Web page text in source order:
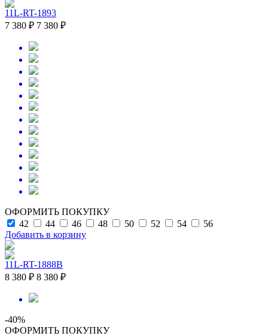
11L-RT-1893
7 380 ₽ 7 380 ₽
ОФОРМИТЬ ПОКУПКУ
42
44 46 48 50 52 54
56
Добавить в корзину
11L-RT-1888B
8 380 ₽ 8 380 ₽
-40%
ОФОРМИТЬ ПОКУПКУ